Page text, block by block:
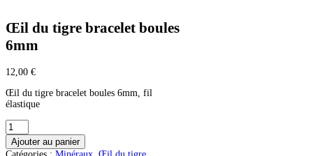
Œil du tigre bracelet boules
6mm
12,00 €
Œil du tigre bracelet boules 6mm, fil
élastique
quantité
de
ŒilAjouter au panier